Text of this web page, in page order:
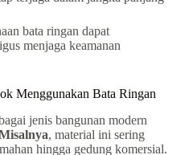
bata ringan dapat
menjaga keamanan
Menggunakan Bata Ringan
jenis bangunan modern
, material ini sering
hingga gedung komersial.